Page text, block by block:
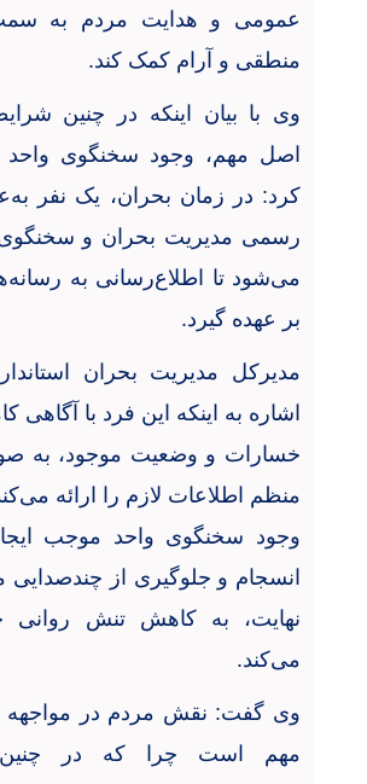
عمومی و هدایت مردم به
منطقی و آرام کمک کند.
وی با بیان اینکه در چنین
اصل مهم، وجود سخنگوی واحد
کرد: در زمان بحران، یک نفر
رسمی مدیریت بحران و سخنگوی
می‌شود تا اطلاع‌رسانی به
بر عهده گیرد.
مدیرکل مدیریت بحران
اشاره به اینکه این فرد با آگاهی
خسارات و وضعیت موجود، به
منظم اطلاعات لازم را ارائه
وجود سخنگوی واحد موجب
انسجام و جلوگیری از
نهایت، به کاهش تنش روانی
می‌کند.
وی گفت: نقش مردم در مواجهه
مهم است چرا که در چنین